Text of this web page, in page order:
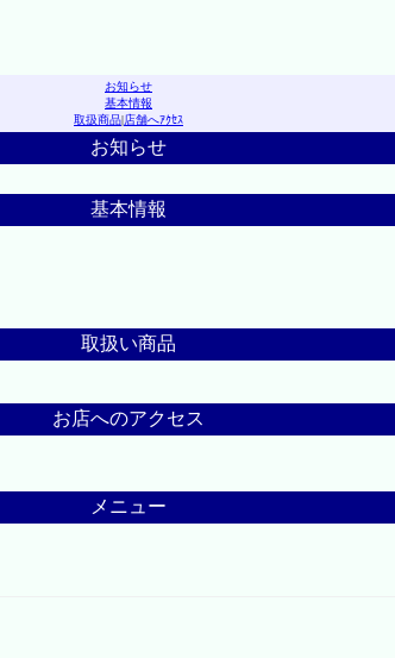
お知らせ
基本情報
取扱商品|店舗へｱｸｾｽ
お知らせ
基本情報
取扱い商品
お店へのアクセス
メニュー